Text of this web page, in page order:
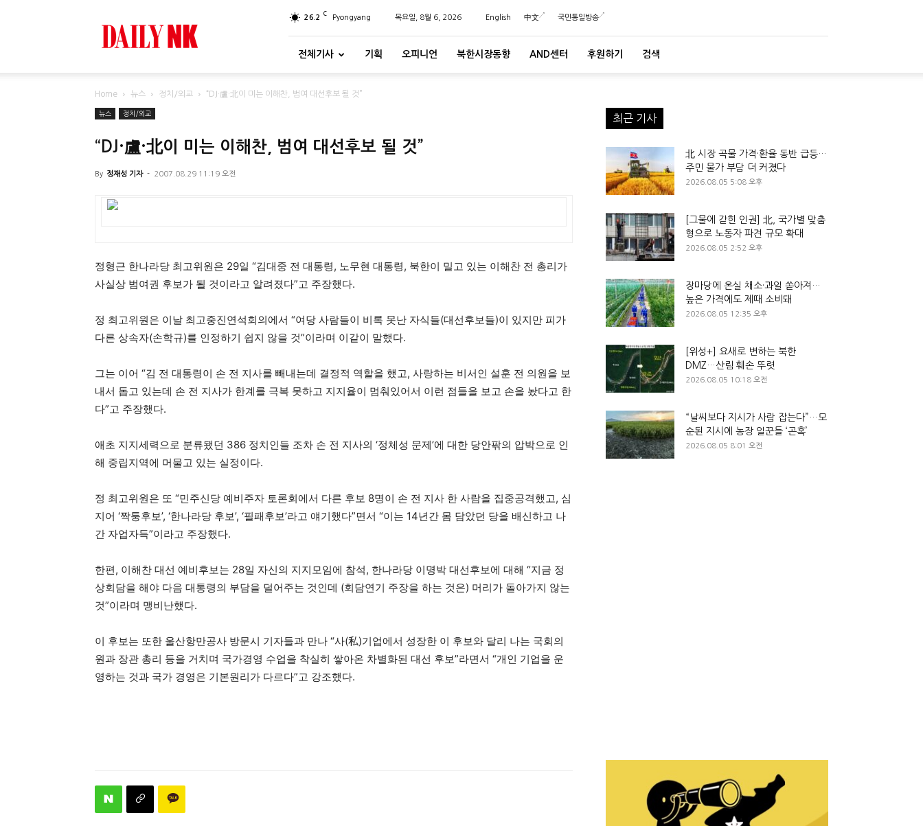
26.2 C Pyongyang 목요일, 8월 6, 2026 English 中文 국민통일방송
전체기사 기획 오피니언 북한시장동향 AND센터 후원하기 검색
Home 뉴스 정치/외교 “DJ·盧·北이 미는 이해찬, 범여 대선후보 될 것”
뉴스 정치/외교
“DJ·盧·北이 미는 이해찬, 범여 대선후보 될 것”
By 정재성 기자 - 2007.08.29 11:19 오전
정형근 한나라당 최고위원은 29일 “김대중 전 대통령, 노무현 대통령, 북한이 밀고 있는 이해찬 전 총리가
사실상 범여권 후보가 될 것이라고 알려졌다”고 주장했다.
정 최고위원은 이날 최고중진연석회의에서 “여당 사람들이 비록 못난 자식들(대선후보들)이 있지만 피가
다른 상속자(손학규)를 인정하기 쉽지 않을 것”이라며 이같이 말했다.
그는 이어 “김 전 대통령이 손 전 지사를 빼내는데 결정적 역할을 했고, 사랑하는 비서인 설훈 전 의원을 보
내서 돕고 있는데 손 전 지사가 한계를 극복 못하고 지지율이 멈춰있어서 이런 점들을 보고 손을 놨다고 한
다”고 주장했다.
애초 지지세력으로 분류됐던 386 정치인들 조차 손 전 지사의 ‘정체성 문제’에 대한 당안팎의 압박으로 인
해 중립지역에 머물고 있는 실정이다.
정 최고위원은 또 “민주신당 예비주자 토론회에서 다른 후보 8명이 손 전 지사 한 사람을 집중공격했고, 심
지어 ‘짝퉁후보’, ‘한나라당 후보’, ‘필패후보’라고 얘기했다”면서 “이는 14년간 몸 담았던 당을 배신하고 나
간 자업자득”이라고 주장했다.
한편, 이해찬 대선 예비후보는 28일 자신의 지지모임에 참석, 한나라당 이명박 대선후보에 대해 “지금 정
상회담을 해야 다음 대통령의 부담을 덜어주는 것인데 (회담연기 주장을 하는 것은) 머리가 돌아가지 않는
것”이라며 맹비난했다.
이 후보는 또한 울산항만공사 방문시 기자들과 만나 “사(私)기업에서 성장한 이 후보와 달리 나는 국회의
원과 장관 총리 등을 거치며 국가경영 수업을 착실히 쌓아온 차별화된 대선 후보”라면서 “개인 기업을 운
영하는 것과 국가 경영은 기본원리가 다르다”고 강조했다.
최근 기사
北 시장 곡물 가격·환율 동반 급등…
주민 물가 부담 더 커졌다
2026.08.05 5:08 오후
[그물에 갇힌 인권] 北, 국가별 맞춤
형으로 노동자 파견 규모 확대
2026.08.05 2:52 오후
장마당에 온실 채소·과일 쏟아져…
높은 가격에도 제때 소비돼
2026.08.05 12:35 오후
[위성+] 요새로 변하는 북한
DMZ…산림 훼손 뚜렷
2026.08.05 10:18 오전
“날씨보다 지시가 사람 잡는다”…모
순된 지시에 농장 일꾼들 ‘곤혹’
2026.08.05 8:01 오전